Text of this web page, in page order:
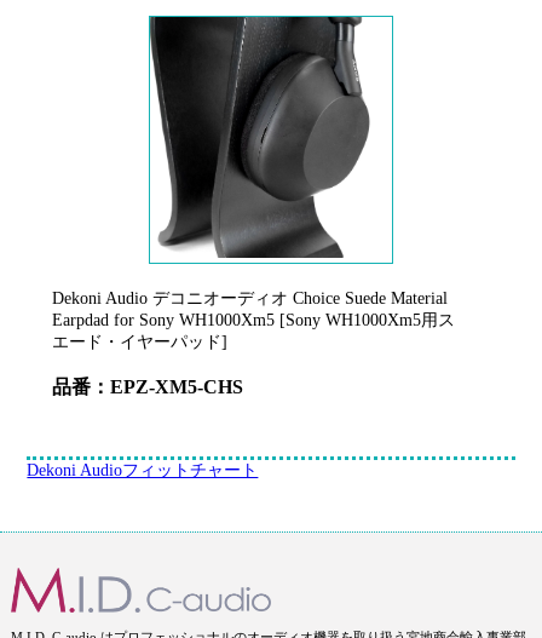
Dekoni Audio デコニオーディオ Choice Suede Material
Earpdad for Sony WH1000Xm5 [Sony WH1000Xm5用ス
エード・イヤーパッド]
品番：EPZ-XM5-CHS
Dekoni Audioフィットチャート